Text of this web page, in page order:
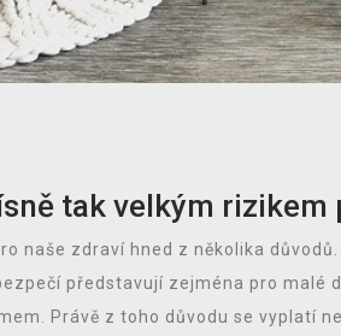
tak velkým rizikem
naše zdraví hned z několika
představují zejména pro malé
Právě z toho důvodu se vyplatí